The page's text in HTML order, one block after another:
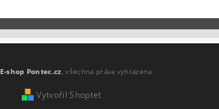
E-shop Pontec.cz, všechna práva vyhrazena
Vytvořil Shoptet